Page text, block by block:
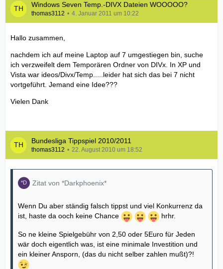
Windows Seven Temp.-DIVX Dateien WOOOOO?
thomas3112 4. Januar 2011 um 10:22
Hallo zusammen,
nachdem ich auf meine Laptop auf 7 umgestiegen bin, suche
ich verzweifelt dem Temporären Ordner von DIVx. In XP und
Vista war ideos/Divx/Temp.....leider hat sich das bei 7 nicht
vortgeführt. Jemand eine Idee???
Vielen Dank
Bundesliga Tippspiel 2010/2011
thomas3112 22. August 2010 um 18:52
Zitat von *Darkphoenix*
Wenn Du aber ständig falsch tippst und viel Konkurrenz da
ist, haste da ooch keine Chance
hrhr.
So ne kleine Spielgebühr von 2,50 oder 5Euro für Jeden
wär doch eigentlich was, ist eine minimale Investition und
ein kleiner Ansporn, (das du nicht selber zahlen mußt)?!